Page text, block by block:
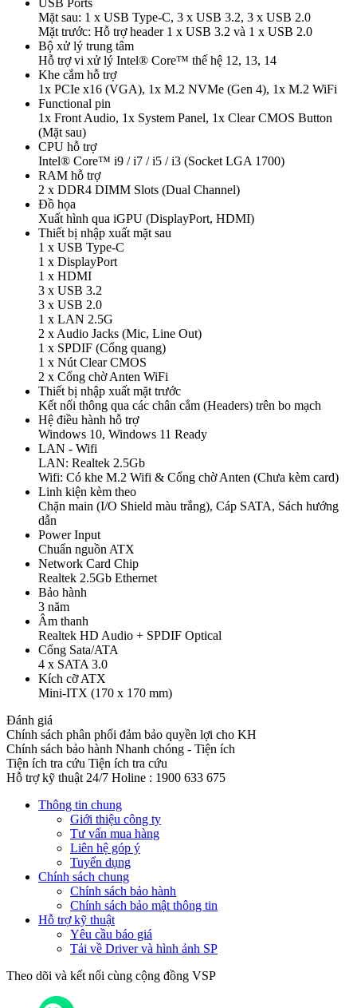
Mặt sau: 1 x USB Type-C, 3 x USB 3.2, 3 x USB 2.0
Mặt trước: Hỗ trợ header 1 x USB 3.2 và 1 x USB 2.0
Bộ xử lý trung tâm
Hỗ trợ vi xử lý Intel® Core™ thế hệ 12, 13, 14
Khe cắm hỗ trợ
1x PCIe x16 (VGA), 1x M.2 NVMe (Gen 4), 1x M.2 WiFi
Functional pin
1x Front Audio, 1x System Panel, 1x Clear CMOS Button
(Mặt sau)
CPU hỗ trợ
Intel® Core™ i9 / i7 / i5 / i3 (Socket LGA 1700)
RAM hỗ trợ
2 x DDR4 DIMM Slots (Dual Channel)
Đồ họa
Xuất hình qua iGPU (DisplayPort, HDMI)
Thiết bị nhập xuất mặt sau
1 x USB Type-C
1 x DisplayPort
1 x HDMI
3 x USB 3.2
3 x USB 2.0
1 x LAN 2.5G
2 x Audio Jacks (Mic, Line Out)
1 x SPDIF (Cổng quang)
1 x Nút Clear CMOS
2 x Cổng chờ Anten WiFi
Thiết bị nhập xuất mặt trước
Kết nối thông qua các chân cắm (Headers) trên bo mạch
Hệ điều hành hỗ trợ
Windows 10, Windows 11 Ready
LAN - Wifi
LAN: Realtek 2.5Gb
Wifi: Có khe M.2 Wifi & Cổng chờ Anten (Chưa kèm card)
Linh kiện kèm theo
Chặn main (I/O Shield màu trắng), Cáp SATA, Sách hướng
dẫn
Power Input
Chuẩn nguồn ATX
Network Card Chip
Realtek 2.5Gb Ethernet
Bảo hành
3 năm
Âm thanh
Realtek HD Audio + SPDIF Optical
Cổng Sata/ATA
4 x SATA 3.0
Kích cỡ ATX
Mini-ITX (170 x 170 mm)
Đánh giá
Chính sách phân phối đảm bảo quyền lợi cho KH
Chính sách bảo hành Nhanh chóng - Tiện ích
Tiện ích tra cứu Tiện ích tra cứu
Hỗ trợ kỹ thuật 24/7 Holine : 1900 633 675
Thông tin chung
Giới thiệu công ty
Tư vấn mua hàng
Liên hệ góp ý
Tuyển dụng
Chính sách chung
Chính sách bảo hành
Chính sách bảo mật thông tin
Hỗ trợ kỹ thuật
Yêu cầu báo giá
Tải về Driver và hình ảnh SP
Theo dõi và kết nối cùng cộng đồng VSP